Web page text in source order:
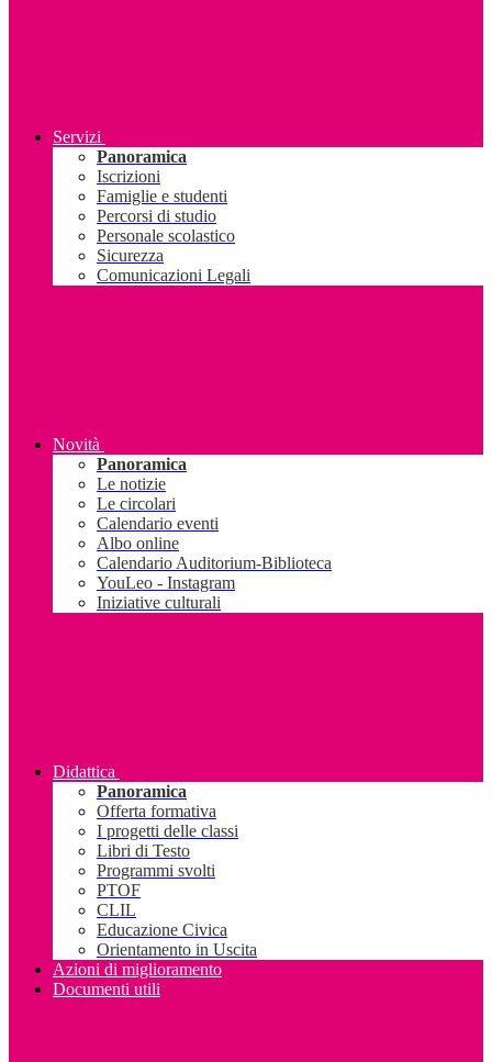
Servizi
Panoramica
Iscrizioni
Famiglie e studenti
Percorsi di studio
Personale scolastico
Sicurezza
Comunicazioni Legali
Novità
Panoramica
Le notizie
Le circolari
Calendario eventi
Albo online
Calendario Auditorium-Biblioteca
YouLeo - Instagram
Iniziative culturali
Didattica
Panoramica
Offerta formativa
I progetti delle classi
Libri di Testo
Programmi svolti
PTOF
CLIL
Educazione Civica
Orientamento in Uscita
Azioni di miglioramento
Documenti utili